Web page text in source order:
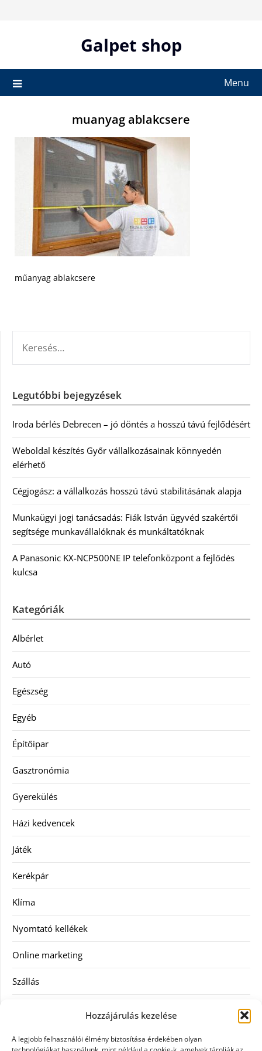
Hozzájárulás kezelése
A legjobb felhasználói élmény biztosítása érdekében olyan
Galpet shop
Menu
muanyag ablakcsere
műanyag ablakcsere
Legutóbbi bejegyzések
Iroda bérlés Debrecen – jó döntés a hosszú távú fejlődésért
Weboldal készítés Győr vállalkozásainak könnyedén
elérhető
Cégjogász: a vállalkozás hosszú távú stabilitásának alapja
Munkaügyi jogi tanácsadás: Fiák István ügyvéd szakértői
segítsége munkavállalóknak és munkáltatóknak
A Panasonic KX-NCP500NE IP telefonközpont a fejlődés
kulcsa
Kategóriák
Albérlet
Autó
Egészség
Egyéb
Építőipar
Gasztronómia
Gyerekülés
Házi kedvencek
Játék
Kerékpár
Klíma
Nyomtató kellékek
Online marketing
Szállás
Szellőztető